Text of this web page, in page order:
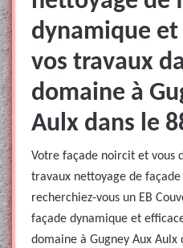
dynamique
vos travaux
domaine à
Aulx dans le
Votre façade noircit et vous
travaux nettoyage de façade
recherchiez-vous un EB
façade dynamique et
domaine à Gugney Aux Aulx